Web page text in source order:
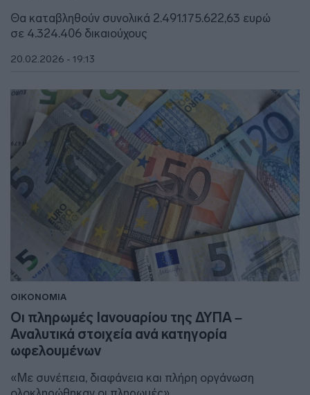
Θα καταβληθούν συνολικά 2.491.175.622,63 ευρώ
σε 4.324.406 δικαιούχους
20.02.2026 - 19:13
ΟΙΚΟΝΟΜΙΑ
Οι πληρωμές Ιανουαρίου της ΔΥΠΑ –
Αναλυτικά στοιχεία ανά κατηγορία
ωφελουμένων
«Με συνέπεια, διαφάνεια και πλήρη οργάνωση